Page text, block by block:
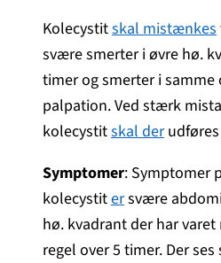
Kolecystitskal mistænkes
svære smerter i øvre hø.
timer og smerter i samme
palpation. Ved stærk
kolecystitskal derudføres
Symptomer: Symptomer
kolecystitersvære
hø. kvadrant der har
regel over 5 timer. Der